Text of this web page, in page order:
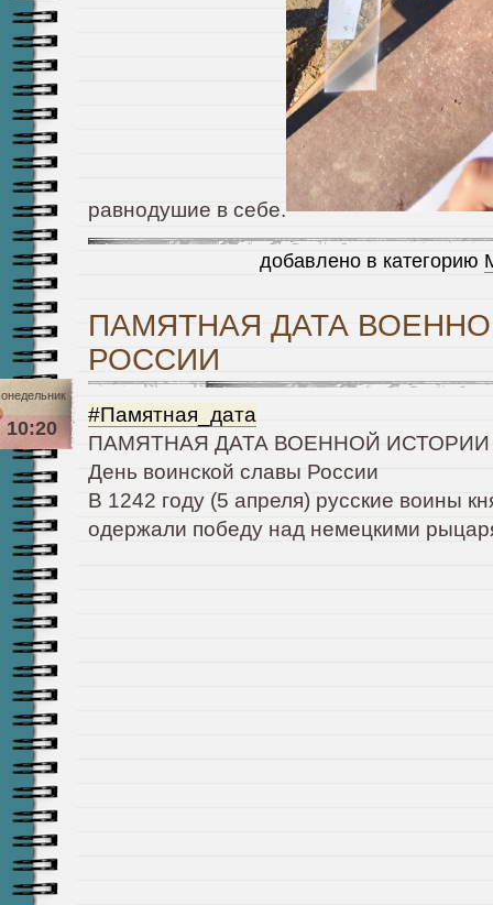
равнодушие в себе.
добавлено в категорию
ПАМЯТНАЯ ДАТА
РОССИИ
10:20
#Памятная_дата
ПАМЯТНАЯ ДАТА ВОЕННОЙ
День воинской славы России
В 1242 году (5 апреля) русские воины
одержали победу над немецкими